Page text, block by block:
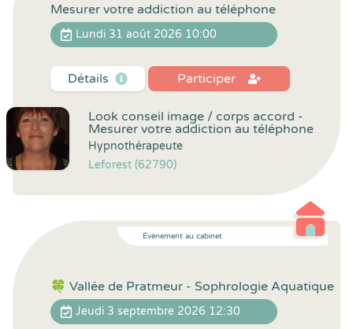
Mesurer votre addiction au téléphone
Lundi 31 août 2026 10:00
Détails Participer
Look conseil image / corps accord -
Mesurer votre addiction au téléphone
Hypnothérapeute
Leforest (62790)
Évènement au cabinet
🍀 Vallée de Pratmeur - Sophrologie Aquatique
Jeudi 3 septembre 2026 12:30